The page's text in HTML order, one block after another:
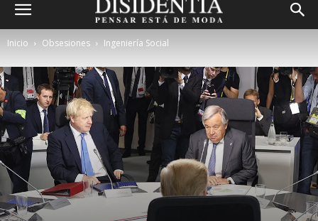
Inicio Obsesiones Ingeniería Social